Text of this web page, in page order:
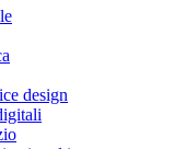
design